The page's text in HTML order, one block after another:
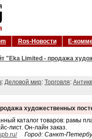
Ros-Новости Е-
"Eka Limited - продажа
: Деловой мир: Торговля:
художественных
каталог товаров: рамы
лист. Он-лайн заказ.
Город: Санкт-